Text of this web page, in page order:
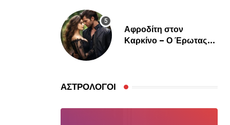
Αφροδίτη στον
Καρκίνο – Ο Έρωτας
ΑΣΤΡΟΛΌΓΟΙ